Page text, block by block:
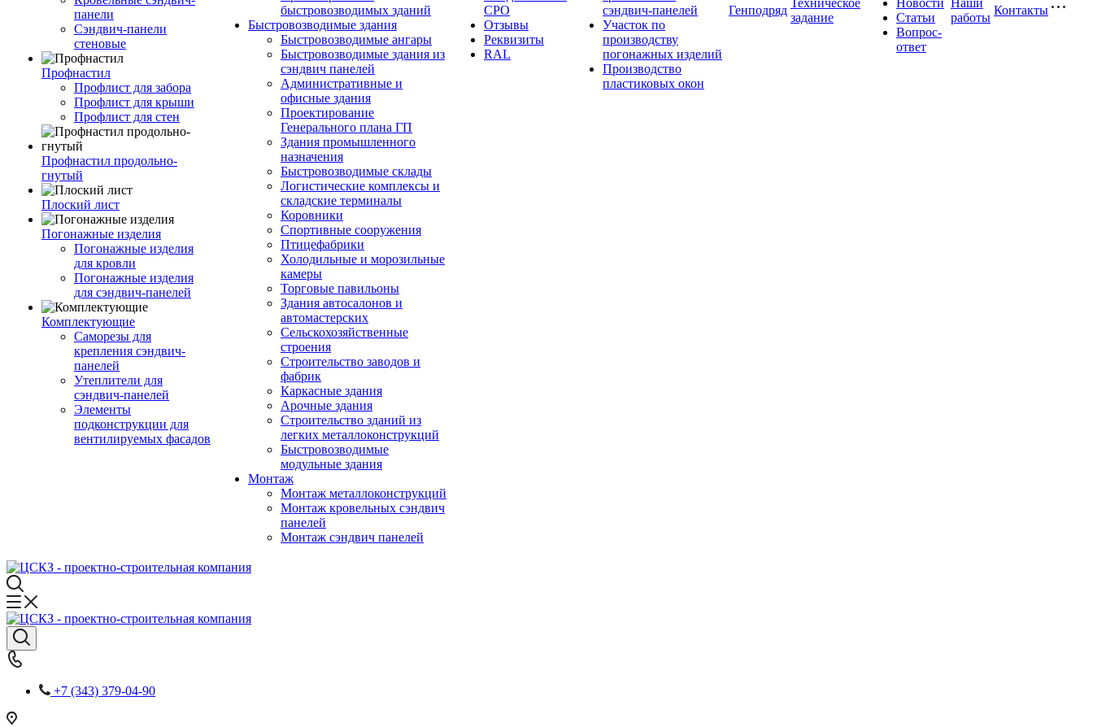
панели
Сэндвич-панели
стеновые
Профнастил
Профлист для забора
Профлист для крыши
Профлист для стен
Профнастил продольно-
гнутый
Плоский лист
Погонажные изделия
Погонажные изделия
для кровли
Погонажные изделия
для сэндвич-панелей
Комплектующие
Саморезы для
крепления сэндвич-
панелей
Утеплители для
сэндвич-панелей
Элементы
подконструкции для
вентилируемых фасадов
быстровозводимых зданий
Быстровозводимые здания
Быстровозводимые ангары
Быстровозводимые здания из
сэндвич панелей
Административные и
офисные здания
Проектирование
Генерального плана ГП
Здания промышленного
назначения
Быстровозводимые склады
Логистические комплексы и
складские терминалы
Коровники
Спортивные сооружения
Птицефабрики
Холодильные и морозильные
камеры
Торговые павильоны
Здания автосалонов и
автомастерских
Сельскохозяйственные
строения
Строительство заводов и
фабрик
Каркасные здания
Арочные здания
Строительство зданий из
легких металлоконструкций
Быстровозводимые
модульные здания
Монтаж
Монтаж металлоконструкций
Монтаж кровельных сэндвич
панелей
Монтаж сэндвич панелей
СРО
Отзывы
Реквизиты
RAL
сэндвич-панелей
Участок по
производству
погонажных изделий
Производство
пластиковых окон
Генподряд
Техническое
задание
Новости
Статьи
Вопрос-
ответ
Наши
работы
Контакты
+7 (343) 379-04-90